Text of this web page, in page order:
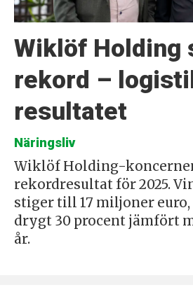
Wiklöf Holding
rekord –
resultatet
Näringsliv
Wiklöf Holding-
rekordresultat för 2025.
stiger till 17 miljoner
drygt 30 procent jämfört
år.